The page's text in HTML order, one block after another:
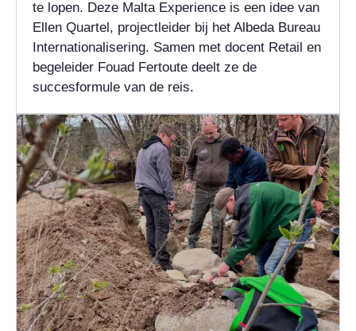
te lopen. Deze Malta Experience is een idee van
Ellen Quartel, projectleider bij het Albeda Bureau
Internationalisering. Samen met docent Retail en
begeleider Fouad Fertoute deelt ze de
succesformule van de reis.